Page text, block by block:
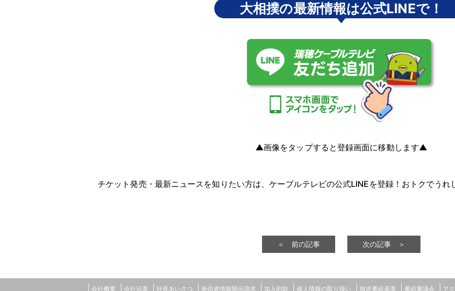
大相撲の最新情報は公式LINEで！
▲画像をタップすると登録画面に移動します▲
チケット発売・最新ニュースを知りたい方は、ケーブルテレビの公式LINEを登録！おトクでう
＜ 前の記事 次の記事 ＞
会社概要 会社沿革 社長あいさつ 発信者情報開示請求 加入約款 個人情報の取り扱い 放送番組基準 番組審議会 ア